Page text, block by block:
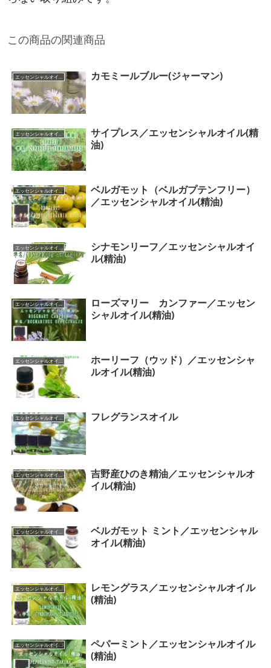
この商品の関連商品
カモミールブルー(ジャーマン)
エッセンシャルオイル（カテゴリー一覧）
サイプレス／エッセンシャルオイル(精
油)
エッセンシャルオイル（カテゴリー一覧）
ベルガモット（ベルガプテンフリー）
／エッセンシャルオイル(精油)
エッセンシャルオイル（カテゴリー一覧）
シナモンリーフ／エッセンシャルオイ
ル(精油)
エッセンシャルオイル（カテゴリー一覧）
ローズマリー カンファー／エッセン
シャルオイル(精油)
ホーリーフ（ウッド）／エッセンシャ
ルオイル(精油)
フレグランスオイル
エッセンシャルオイル（カテゴリー一覧）
吉野産ひのき精油／エッセンシャルオ
イル(精油)
ベルガモット ミント／エッセンシャル
オイル(精油)
エッセンシャルオイル（カテゴリー一覧）
レモングラス／エッセンシャルオイル
(精油)
エッセンシャルオイル（カテゴリー一覧）
ペパーミント／エッセンシャルオイル
(精油)